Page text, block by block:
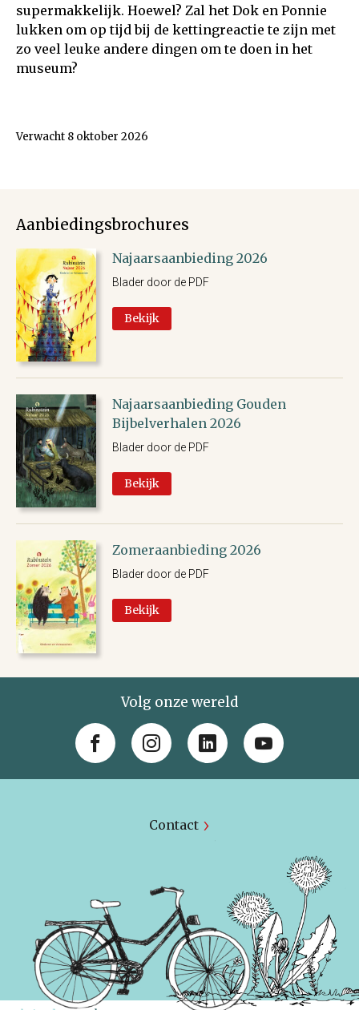
supermakkelijk. Hoewel? Zal het Dok en Ponnie
lukken om op tijd bij de kettingreactie te zijn met
zo veel leuke andere dingen om te doen in het
museum?
Verwacht 8 oktober 2026
Aanbiedingsbrochures
Najaarsaanbieding 2026
Blader door de PDF
Bekijk
Najaarsaanbieding Gouden
Bijbelverhalen 2026
Blader door de PDF
Bekijk
Zomeraanbieding 2026
Blader door de PDF
Bekijk
Volg onze wereld
Contact